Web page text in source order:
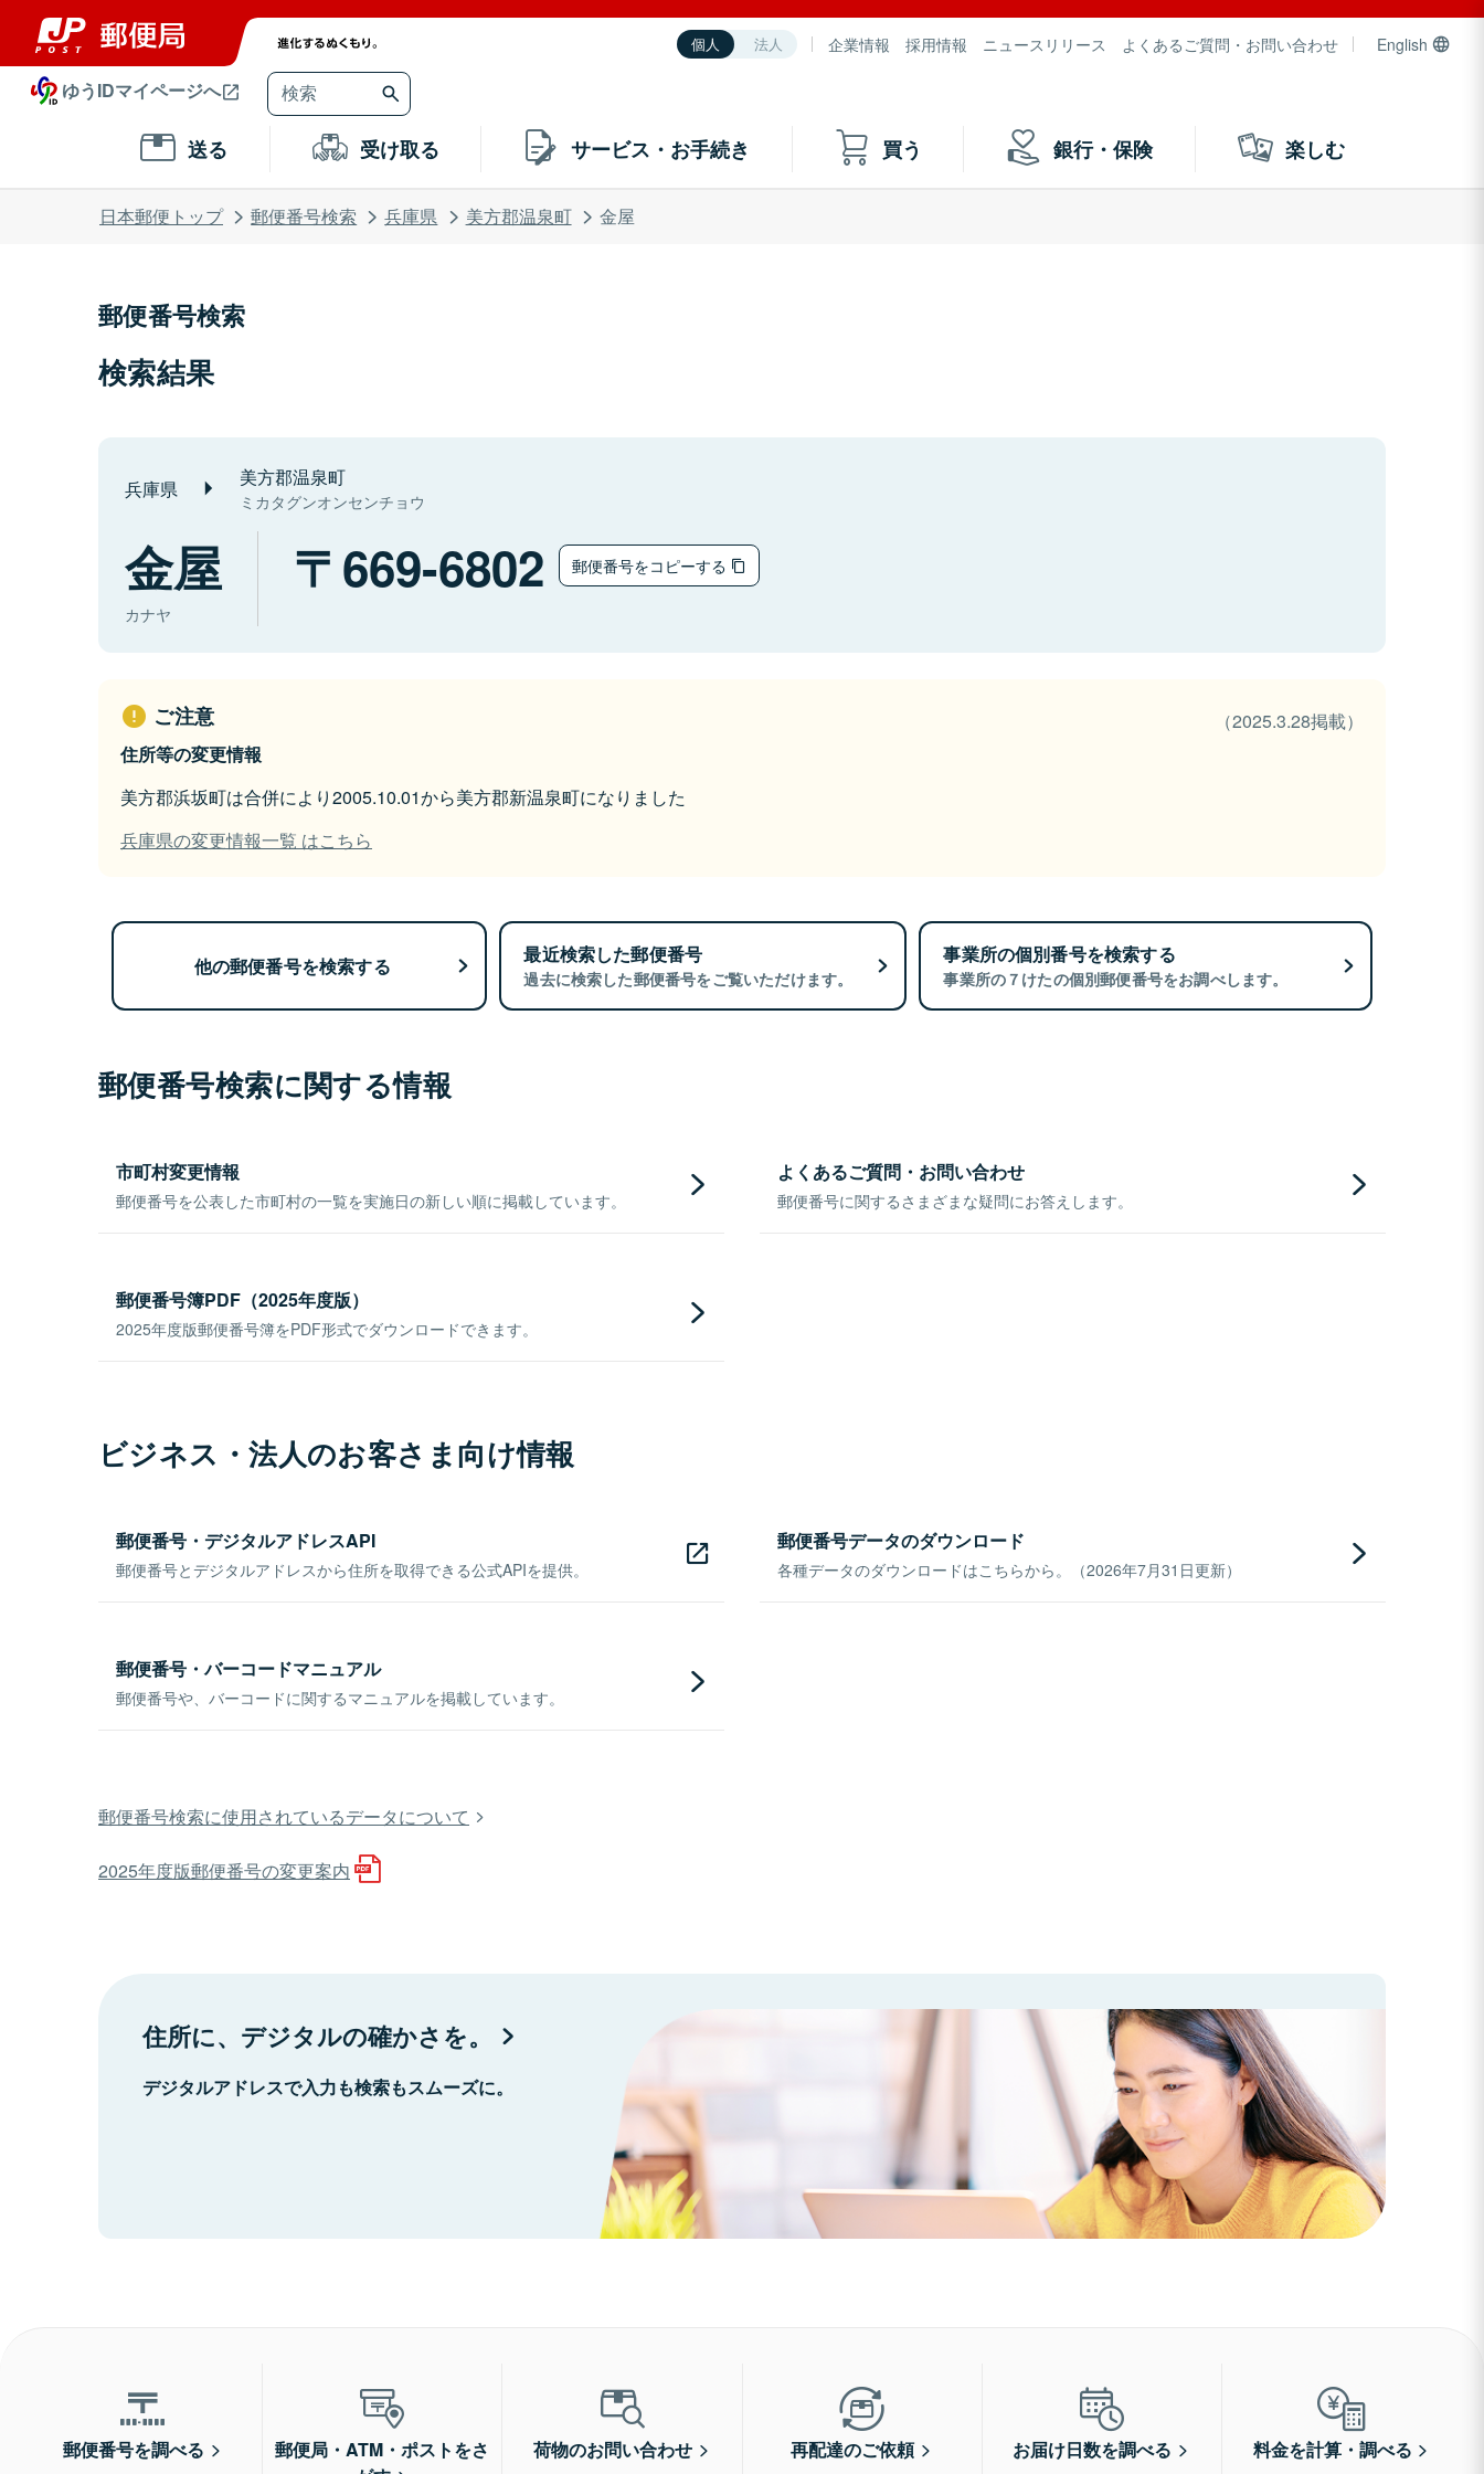
個人 法人 企業情報 採用情報 ニュースリリース よくあるご質問・お問い合わせ English
ゆうIDマイページへ
送る 受け取る サービス・お手続き 買う 銀行・保険 楽しむ
日本郵便トップ 郵便番号検索 兵庫県 美方郡温泉町 金屋
郵便番号検索
検索結果
兵庫県 美方郡温泉町
ミカタグンオンセンチョウ
金屋
カナヤ
669-6802 郵便番号をコピーする
ご注意
（2025.3.28掲載）
住所等の変更情報
美方郡浜坂町は合併により2005.10.01から美方郡新温泉町になりました
兵庫県の変更情報一覧 はこちら
他の郵便番号を検索する 最近検索した郵便番号
過去に検索した郵便番号をご覧いただけます。
事業所の個別番号を検索する
事業所の７けたの個別郵便番号をお調べします。
郵便番号検索に関する情報
市町村変更情報
郵便番号を公表した市町村の一覧を実施日の新しい順に掲載しています。
よくあるご質問・お問い合わせ
郵便番号に関するさまざまな疑問にお答えします。
郵便番号簿PDF（2025年度版）
2025年度版郵便番号簿をPDF形式でダウンロードできます。
ビジネス・法人のお客さま向け情報
郵便番号・デジタルアドレスAPI
郵便番号とデジタルアドレスから住所を取得できる公式APIを提供。
郵便番号データのダウンロード
各種データのダウンロードはこちらから。（2026年7月31日更新）
郵便番号・バーコードマニュアル
郵便番号や、バーコードに関するマニュアルを掲載しています。
郵便番号検索に使用されているデータについて
2025年度版郵便番号の変更案内
住所に、デジタルの確かさを。
デジタルアドレスで入力も検索もスムーズに。
郵便番号を調べる
郵便局・ATM・ポストをさ
荷物のお問い合わせ 再配達のご依頼 お届け日数を調べる 料金を計算・調べる